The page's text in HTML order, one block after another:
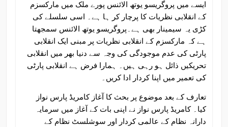
ایسے میں پروگریسو یوتھ الائنس پورے ملک میں مارکسزم
کے انقلابی نظریات کا پرچار کر ہا ہے۔ اسی سلسلے کی
کڑی یہ سیمینار بھی ہے۔پروگریسو یوتھ الائنس سمجھتا
ہے کہ مارکسزم کے انقلابی نظریات پر مبنی ایک انقلابی
پارٹی کی عدم موجودگی کی وجہ سے دنیا بھر میں انقلابی
تحریکیں ذائل ہو رہی ہیں۔ ہمارا فرض ہے انقلابی پارٹی
کی تعمیر میں اپنا کردار ادا کریں۔
تعارف کے بعد موضوع پر بحث کا آغاز کامریڈ پارس نواز
کیا۔ کامریڈ پارس نواز نے اپنی بات کے آغاز میں سرمایہ
دارانہ نظام کے عالمی کردار اور سوشلسٹ نظام کے